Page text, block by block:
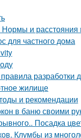
Нормы и
для частного дома
разработки
жилище
и рекомендации
в баню своими
Посадка
Клумбы из